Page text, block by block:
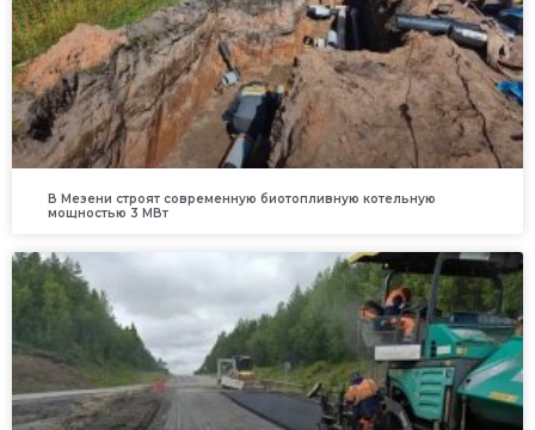
В Мезени строят современную биотопливную котельную
мощностью 3 МВт